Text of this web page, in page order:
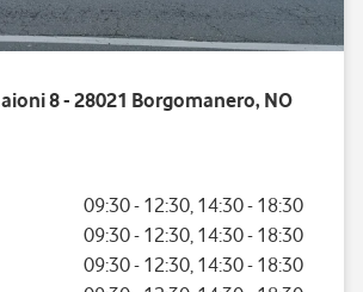
8 - 28021 Borgomanero, NO
Orario
09:30- 12:30, 14:30- 18:30
09:30- 12:30, 14:30- 18:30
09:30- 12:30, 14:30- 18:30